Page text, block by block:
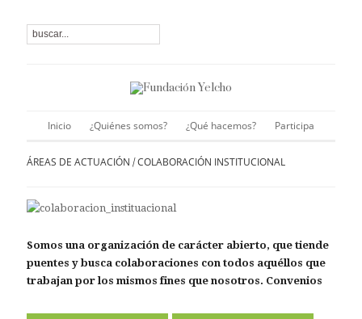
Inicio ¿Quiénes somos? ¿Qué hacemos? Participa
ÁREAS DE ACTUACIÓN /COLABORACIÓN INSTITUCIONAL
Somos una organización de carácter abierto, que tiende
puentes y busca colaboraciones con todos aquéllos que
trabajan por los mismos fines que nosotros. Convenios